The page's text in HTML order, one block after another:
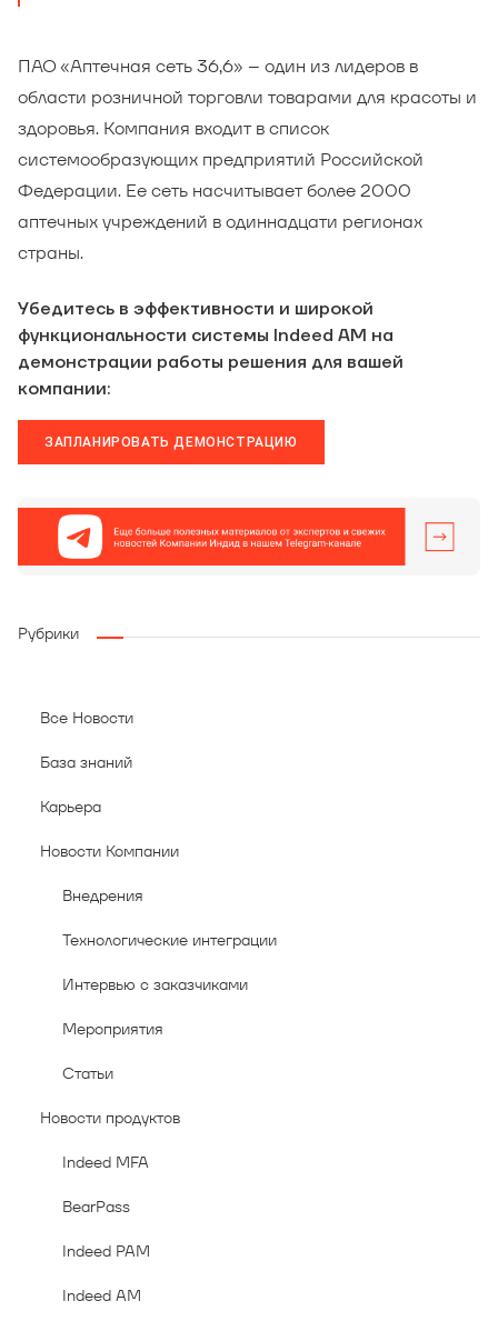
ПАО «Аптечная сеть 36,6» – один из лидеров в
области розничной торговли товарами для красоты и
здоровья. Компания входит в список
системообразующих предприятий Российской
Федерации. Ее сеть насчитывает более 2000
аптечных учреждений в одиннадцати регионах
страны.
Убедитесь в эффективности и широкой
функциональности системы Indeed AM на
демонстрации работы решения для вашей
компании:
ЗАПЛАНИРОВАТЬ ДЕМОНСТРАЦИЮ
Рубрики
Все Новости
База знаний
Карьера
Новости Компании
Внедрения
Технологические интеграции
Интервью с заказчиками
Мероприятия
Статьи
Новости продуктов
Indeed MFA
BearPass
Indeed PAM
Indeed AM